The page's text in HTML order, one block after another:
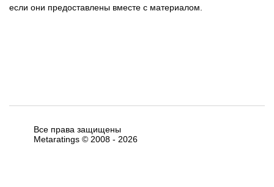
если они предоставлены вместе с материалом.
Все права защищены
Metaratings © 2008 - 2026